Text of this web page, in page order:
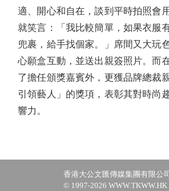
適、開心和自在，談到平時拍照會
就笑言：「我比較簡單，如果衣服
兜裹，給手找個家。」席間又大玩
心願盒互動，並送出親簽照片。而
了擔任頒獎嘉賓外，更獲品牌總裁
引領藝人」的獎項，表彰其對時尚
響力。
香港大公文匯傳媒集團有限公
© 1997-2026 WWW.TKWW.HK